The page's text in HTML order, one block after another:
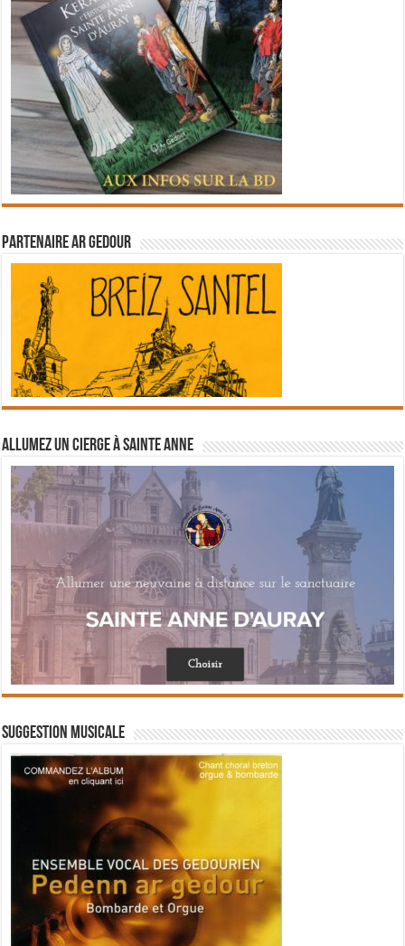
Partenaire Ar Gedour
Allumez un cierge à Sainte Anne
Suggestion musicale